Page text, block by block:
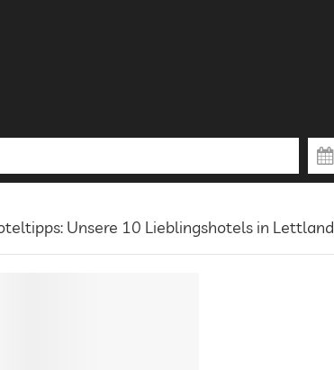
Unsere 10 Lieblingshotels in Lettland